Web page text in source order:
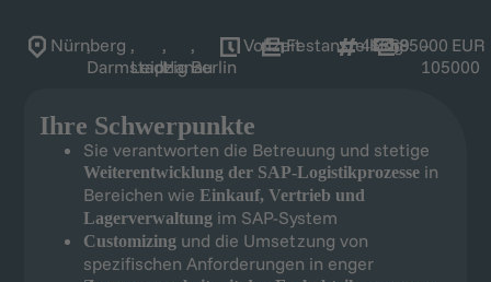
Nürnberg
,
Darmstadt
,
Leipzig
,
Hanau
,
Berlin
VollzeitFestanstellung
4636985000
–
105000
EUR
Ihre Schwerpunkte
Sie verantworten die Betreuung und stetige
Weiterentwicklung der SAP-Logistikprozesse in
Bereichen wie Einkauf, Vertrieb und
Lagerverwaltung im SAP-System
Customizing und die Umsetzung von
spezifischen Anforderungen in enger